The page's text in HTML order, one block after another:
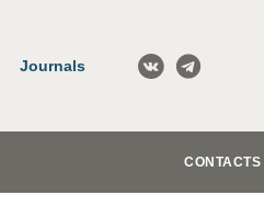
Journals
CONTACTS